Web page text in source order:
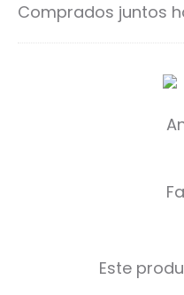
Comprados juntos
Este